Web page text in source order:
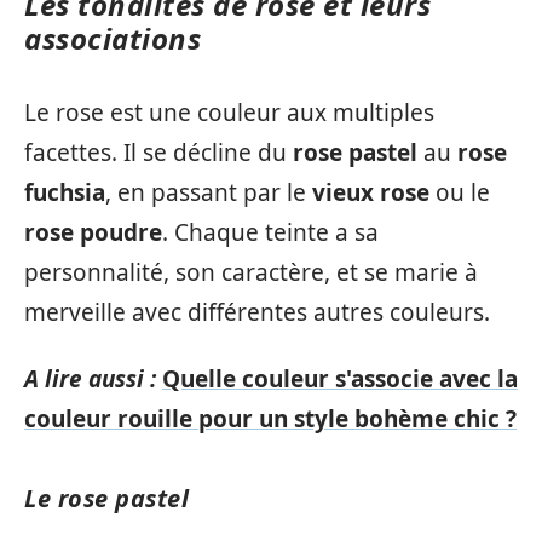
associations
Le rose est une couleur aux multiples
facettes. Il se décline du rose pastel au rose
fuchsia, en passant par le vieux rose ou le
rose poudre. Chaque teinte a sa
personnalité, son caractère, et se marie à
merveille avec différentes autres couleurs.
A lire aussi : Quelle couleur s'associe avec la
couleur rouille pour un style bohème chic ?
Le rose pastel